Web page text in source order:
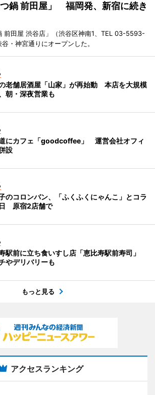
鍋 前田屋」 福岡発、新宿に続き
前田屋 渋谷店」（渋谷区神南1、TEL 03-5593-
・神宮通りにオープンした。
老舗居酒屋「山家」が再始動 本店を大規模
朝・深夜営業も
にカフェ「goodcoffee」 運営会社オフィ
設
のコロンバン、「ふくふくにゃんこ」とコラ
原宿2店舗で
駅前に立ち食いすし店「恵比寿駅前寿司」
やデリバリーも
もっと見る
アクセスランキング